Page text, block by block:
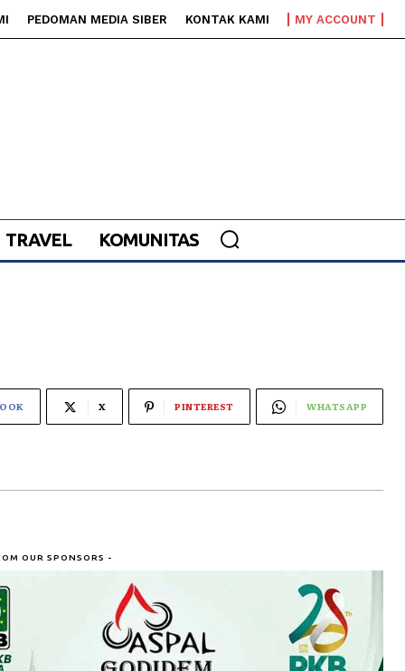
PEDOMAN MEDIA SIBER KONTAK KAMI MY ACCOUNT
TRAVEL KOMUNITAS
X PINTEREST WHATSAPP
OUR SPONSORS -